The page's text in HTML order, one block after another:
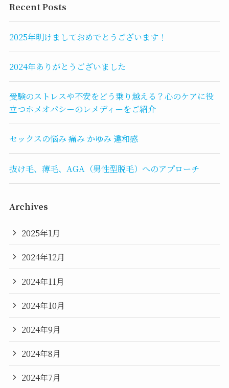
Recent Posts
2025年明けましておめでとうございます！
2024年ありがとうございました
受験のストレスや不安をどう乗り越える？心のケアに役
立つホメオパシーのレメディーをご紹介
セックスの悩み 痛み かゆみ 違和感
抜け毛、薄毛、AGA（男性型脱毛）へのアプローチ
Archives
2025年1月
2024年12月
2024年11月
2024年10月
2024年9月
2024年8月
2024年7月